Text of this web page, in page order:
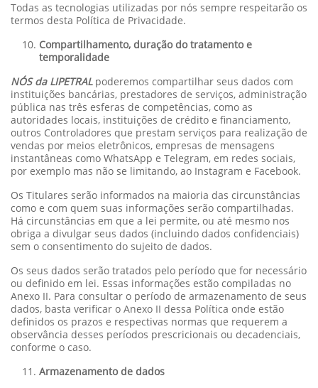
Todas as tecnologias utilizadas por nós sempre respeitarão os
termos desta Política de Privacidade.
Compartilhamento, duração do tratamento e
temporalidade
NÓS da LIPETRAL poderemos compartilhar seus dados com
instituições bancárias, prestadores de serviços, administração
pública nas três esferas de competências, como as
autoridades locais, instituições de crédito e financiamento,
outros Controladores que prestam serviços para realização de
vendas por meios eletrônicos, empresas de mensagens
instantâneas como WhatsApp e Telegram, em redes sociais,
por exemplo mas não se limitando, ao Instagram e Facebook.
Os Titulares serão informados na maioria das circunstâncias
como e com quem suas informações serão compartilhadas.
Há circunstâncias em que a lei permite, ou até mesmo nos
obriga a divulgar seus dados (incluindo dados confidenciais)
sem o consentimento do sujeito de dados.
Os seus dados serão tratados pelo período que for necessário
ou definido em lei. Essas informações estão compiladas no
Anexo II. Para consultar o período de armazenamento de seus
dados, basta verificar o Anexo II dessa Política onde estão
definidos os prazos e respectivas normas que requerem a
observância desses períodos prescricionais ou decadenciais,
conforme o caso.
Armazenamento de dados